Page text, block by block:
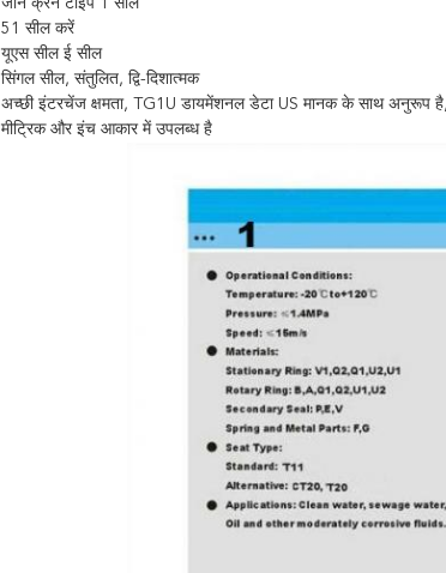
जॉन क्रेन टाइप 1 सील
51 सील करें
यूएस सील ई सील
सिंगल सील, संतुलित, द्वि-दिशात्मक
अच्छी इंटरचेंज क्षमता, TG1U डायमेंशनल डेटा US मानक के साथ
मीट्रिक और इंच आकार में उपलब्ध है